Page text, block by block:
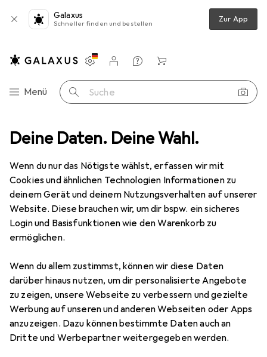
Deine Daten. Deine Wahl.
Wenn du nur das Nötigste wählst, erfassen wir mit
Cookies und ähnlichen Technologien Informationen zu
deinem Gerät und deinem Nutzungsverhalten auf unserer
Website. Diese brauchen wir, um dir bspw. ein sicheres
Login und Basisfunktionen wie den Warenkorb zu
ermöglichen.
Wenn du allem zustimmst, können wir diese Daten
darüber hinaus nutzen, um dir personalisierte Angebote
zu zeigen, unsere Webseite zu verbessern und gezielte
Werbung auf unseren und anderen Webseiten oder Apps
anzuzeigen. Dazu können bestimmte Daten auch an
Dritte und Werbepartner weitergegeben werden.
Galaxus
Schneller finden und bestellen Zur App
Navigation nach Kategorien
Menü Suche
Einstellungen
Kundenkonto
Vergleichslisten
Merklisten
Warenkorb
Entre Prises Klettergriffe Essential Jugs L 1 ehemals Bomber Jugs
4 Bilder
Entre PrisesKlettergriffe Essential
Jugs L 1 ehemals Bomber Jugs
Dunkelgrün
Preis in EUR inkl. MwSt.
EUR
146,96
Bewertungen Marke
Mehr von Entre Prises